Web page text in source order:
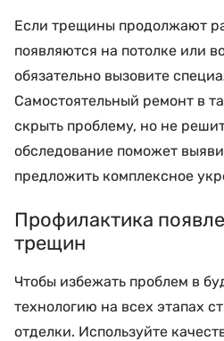
Если трещины продолжают
появляются на потолке или
обязательно вызовите
Самостоятельный ремонт в
скрыть проблему, но не
обследование поможет
предложить комплексное
Профилактика
трещин
Чтобы избежать проблем в
технологию на всех этапах
отделки. Используйте